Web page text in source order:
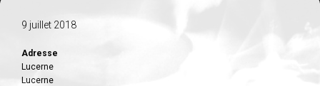
9 juillet 2018
Adresse
Lucerne
Lucerne